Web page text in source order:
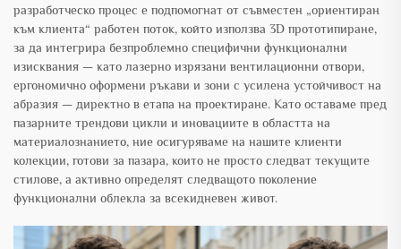
разработческо процес е подпомогнат от съвместен „ориентиран
към клиента“ работен поток, който използва 3D прототипиране,
за да интегрира безпроблемно специфични функционални
изисквания — като лазерно изрязани вентилационни отвори,
ергономично оформени ръкави и зони с усилена устойчивост на
абразия — директно в етапа на проектиране. Като оставаме пред
пазарните трендови цикли и иновациите в областта на
материалознанието, ние осигуряваме на нашите клиенти
колекции, готови за пазара, които не просто следват текущите
стилове, а активно определят следващото поколение
функционални облекла за всекидневен живот.